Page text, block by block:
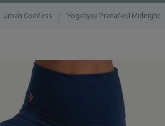
Urban Goddess Yogabyxa Pranafied Midnight